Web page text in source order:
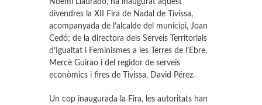
Noemí Llauradó, ha inaugurat aquest
divendres la XII Fira de Nadal de Tivissa,
acompanyada de l’alcalde del municipi, Joan
Cedó; de la directora dels Serveis Territorials
d’Igualtat i Feminismes a les Terres de l’Ebre,
Mercè Guirao i del regidor de serveis
econòmics i fires de Tivissa, David Pérez.
Un cop inaugurada la Fira, les autoritats han